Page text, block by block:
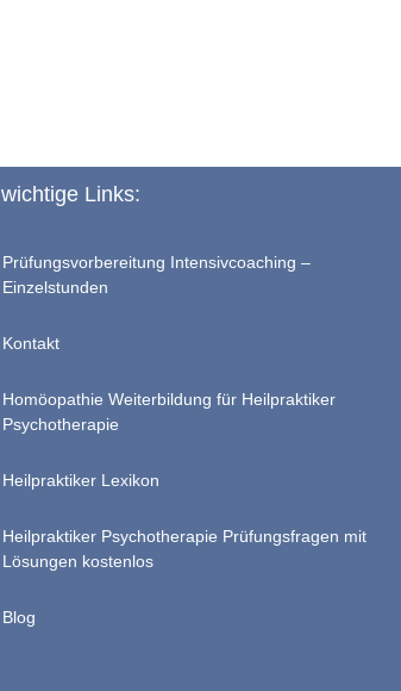
wichtige Links:
Prüfungsvorbereitung Intensivcoaching –
Einzelstunden
Kontakt
Homöopathie Weiterbildung für Heilpraktiker
Psychotherapie
Heilpraktiker Lexikon
Heilpraktiker Psychotherapie Prüfungsfragen mit
Lösungen kostenlos
Blog